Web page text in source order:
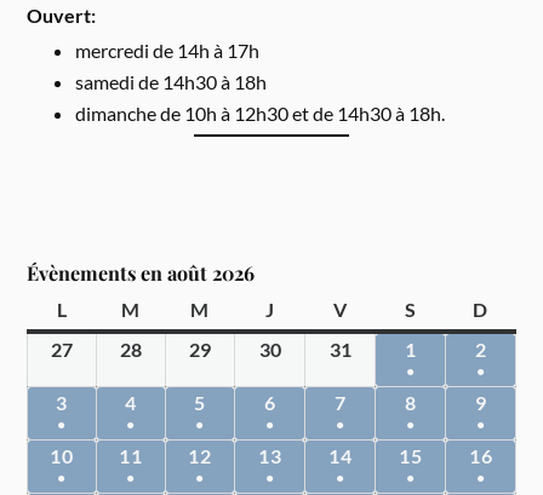
Ouvert:
mercredi de 14h à 17h
samedi de 14h30 à 18h
dimanche de 10h à 12h30 et de 14h30 à 18h.
Évènements en août 2026
L M M J V S
D
27
28 29 30 31 1
●
2
●
3
●
4
●
5
●
6
●
7
●
8
●
9
●
10
●
11
●
12
●
13
●
14
●
15
●
16
●